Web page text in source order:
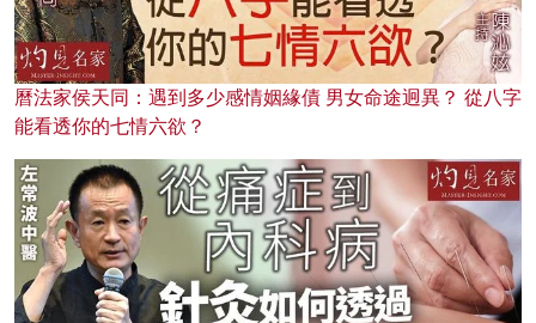
曆法家侯天同：遇到多少感情姻緣債 男女命途迥異？ 從八字
能看透你的七情六欲？